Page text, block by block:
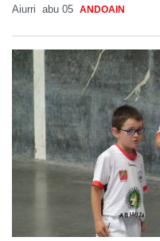
Aiurri abu 05 ANDOAIN